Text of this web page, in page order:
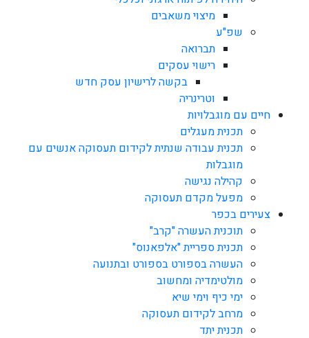
מיצוי משאבים
שפ"ע
תברואה
רישוי עסקים
בקשה לרישיון עסק חדש
וטרינריה
חיים עם מוגבלויות
תכנית מעגלים
תכנית עבודה שנתית לקידום תעסוקה אנשים עם
מוגבלות
קהילה נגישה
מפעל מקדם תעסוקה
צעירים בכפר
תוכנית העשרה "קרב"
תכנית ספריית "אלפאנוס"
העשרה בספורט בספורט ובתנועה
מולטימדיה ומחשוב
ימי כיף וימי שיא
מרחב לקידום תעסוקה
תכנית יתד